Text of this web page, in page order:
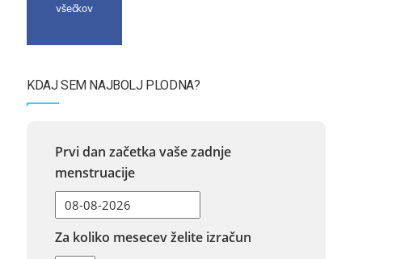
všečkov
KDAJ SEM NAJBOLJ PLODNA?
Prvi dan začetka vaše zadnje
menstruacije
Za koliko mesecev želite izračun